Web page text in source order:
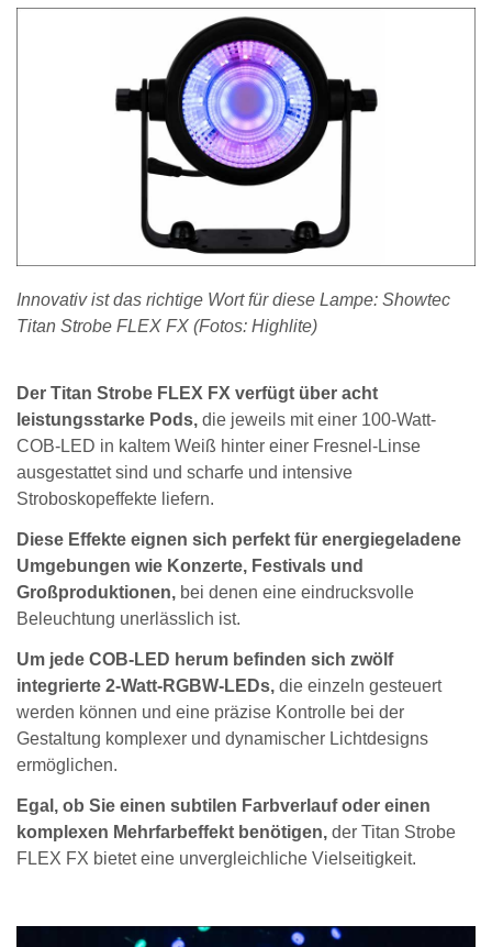
Innovativ ist das richtige Wort für diese Lampe: Showtec
Titan Strobe FLEX FX (Fotos: Highlite)
Der Titan Strobe FLEX FX verfügt über acht
leistungsstarke Pods, die jeweils mit einer 100-Watt-
COB-LED in kaltem Weiß hinter einer Fresnel-Linse
ausgestattet sind und scharfe und intensive
Stroboskopeffekte liefern.
Diese Effekte eignen sich perfekt für energiegeladene
Umgebungen wie Konzerte, Festivals und
Großproduktionen, bei denen eine eindrucksvolle
Beleuchtung unerlässlich ist.
Um jede COB-LED herum befinden sich zwölf
integrierte 2-Watt-RGBW-LEDs, die einzeln gesteuert
werden können und eine präzise Kontrolle bei der
Gestaltung komplexer und dynamischer Lichtdesigns
ermöglichen.
Egal, ob Sie einen subtilen Farbverlauf oder einen
komplexen Mehrfarbeffekt benötigen, der Titan Strobe
FLEX FX bietet eine unvergleichliche Vielseitigkeit.